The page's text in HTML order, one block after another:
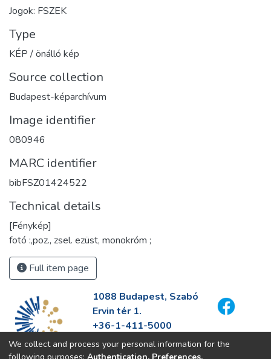
Jogok: FSZEK
Type
KÉP / önálló kép
Source collection
Budapest-képarchívum
Image identifier
080946
MARC identifier
bibFSZ01424522
Technical details
[Fénykép]
fotó :,poz., zsel. ezüst, monokróm ;
Full item page
1088 Budapest, Szabó
Ervin tér 1.
+36-1-411-5000
info@fszek.hu
https://fszek.hu
We collect and process your personal information for the